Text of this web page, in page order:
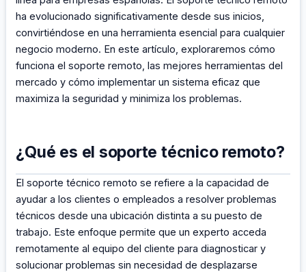
ha evolucionado significativamente desde sus inicios,
convirtiéndose en una herramienta esencial para cualquier
negocio moderno. En este artículo, exploraremos cómo
funciona el soporte remoto, las mejores herramientas del
mercado y cómo implementar un sistema eficaz que
maximiza la seguridad y minimiza los problemas.
¿Qué es el soporte técnico remoto?
El soporte técnico remoto se refiere a la capacidad de
ayudar a los clientes o empleados a resolver problemas
técnicos desde una ubicación distinta a su puesto de
trabajo. Este enfoque permite que un experto acceda
remotamente al equipo del cliente para diagnosticar y
solucionar problemas sin necesidad de desplazarse